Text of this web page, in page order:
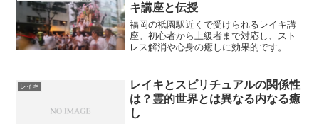
キ講座と伝授
福岡の祇園駅近くで受けられるレイキ講
座。初心者から上級者まで対応し、スト
レス解消や心身の癒しに効果的です。
レイキ
レイキとスピリチュアルの関係性
は？霊的世界とは異なる内なる癒
し